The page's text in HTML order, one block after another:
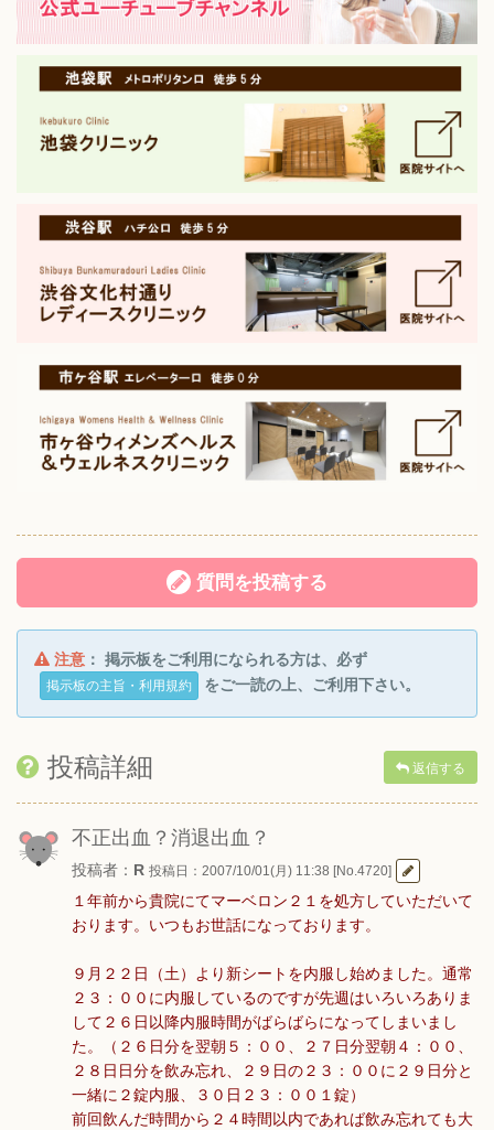
質問を投稿する
注意 ： 掲示板をご利用になられる方は、必ず
掲示板の主旨・利用規約 をご一読の上、ご利用下さい。
投稿詳細 返信する
不正出血？消退出血？
投稿者： R 投稿日：2007/10/01(月) 11:38 [No.4720]
１年前から貴院にてマーベロン２１を処方していただいて
おります。いつもお世話になっております。
９月２２日（土）より新シートを内服し始めました。通常
２３：００に内服しているのですが先週はいろいろありま
して２６日以降内服時間がばらばらになってしまいまし
た。（２６日分を翌朝５：００、２７日分翌朝４：００、
２８日日分を飲み忘れ、２９日の２３：００に２９日分と
一緒に２錠内服、３０日２３：００１錠）
前回飲んだ時間から２４時間以内であれば飲み忘れても大